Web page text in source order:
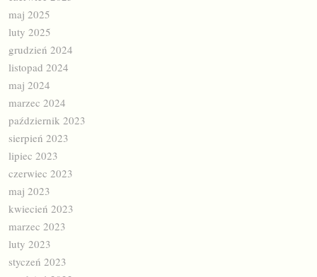
maj 2025
luty 2025
grudzień 2024
listopad 2024
maj 2024
marzec 2024
październik 2023
sierpień 2023
lipiec 2023
czerwiec 2023
maj 2023
kwiecień 2023
marzec 2023
luty 2023
styczeń 2023